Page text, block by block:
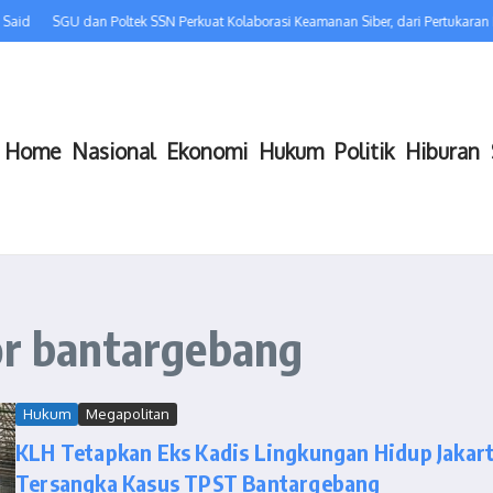
SGU dan Poltek SSN Perkuat Kolaborasi Keamanan Siber, dari Pertukaran
Home Nasional Ekonomi Hukum Politik Hiburan
bantargebang
Hukum Megapolitan
KLH Tetapkan Eks Kadis Lingkungan Hidup
Tersangka Kasus TPST Bantargebang